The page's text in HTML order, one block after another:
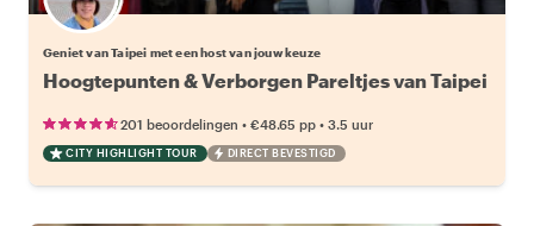
Kies jouw favoriete local
Geniet van Taipei met een host van jouw keuze
Hoogtepunten & Verborgen Pareltjes van Taipei
201 beoordelingen • €48.65 pp • 3.5 uur
CITY HIGHLIGHT TOUR DIRECT BEVESTIGD